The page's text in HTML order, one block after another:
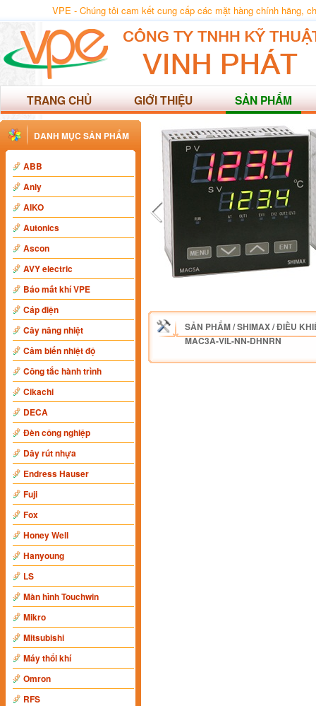
VPE - Chúng tôi cam kết cung cấp các mặt hàng chính hãng,
TRANG CHỦ GIỚI THIỆU SẢN PHẨM
DANH MỤC SẢN PHẨM
ABB
Anly
AIKO
Autonics
Ascon
AVY electric
Báo mất khí VPE
Cáp điện
Cây nâng nhiệt
Cảm biến nhiệt độ
Công tắc hành trình
Cikachi
DECA
Đèn công nghiệp
Dây rút nhựa
Endress Hauser
Fuji
Fox
Honey Well
Hanyoung
LS
Màn hình Touchwin
Mikro
Mitsubishi
Máy thổi khí
Omron
RFS
SẢN PHẨM/SHIMAX/ĐIỀU
MAC3A-VIL-NN-DHNRN